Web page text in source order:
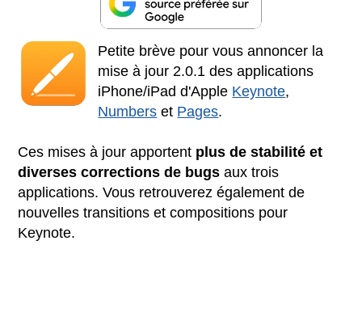
Petite brève pour vous annoncer la
mise à jour 2.0.1 des applications
iPhone/iPad d'Apple Keynote,
Numbers et Pages.
Ces mises à jour apportent plus de stabilité et
diverses corrections de bugs aux trois
applications. Vous retrouverez également de
nouvelles transitions et compositions pour
Keynote.